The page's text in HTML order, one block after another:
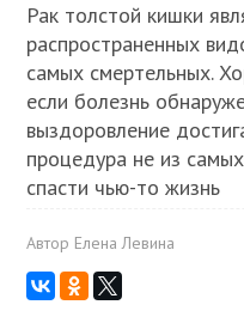
Рак толстой кишки
распространенных
самых смертельных.
если болезнь
выздоровление
процедура не из
спасти чью-то жизнь
Автор Елена Левина